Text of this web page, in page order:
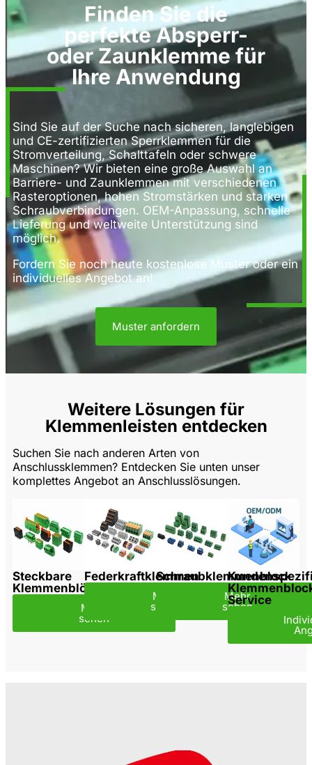
Finden Sie die
perfekte Absperr-
oder Zaunklemme für
Ihre Anwendung
Sind Sie auf der Suche nach sicheren, langlebigen
und CE-zertifizierten Sperrklemmen für die
Stromverteilung, Schalttafeln oder schwere
Maschinen? Wir bieten eine große Auswahl an
Barriere- und Zaunklemmen mit verschiedenen
Rasteroptionen, hohen Stromstärken und starken
Schraubverbindungen. OEM-Anpassung, schnelle
Lieferung und weltweite Unterstützung sind
möglich.
Fordern Sie noch heute kostenlose Muster oder ein
individuelles Angebot an!
Muster anfordern
Weitere Lösungen für
Klemmenleisten entdecken
Suchen Sie nach anderen Arten von
Anschlussklemmen? Entdecken Sie unten unser
komplettes Angebot an Anschlusslösungen.
Steckbare
Klemmenblöcke
Mehr
sehen
Federkraftklemmen
Mehr
sehen
Schraubklemmenblock
Mehr
sehen
Service